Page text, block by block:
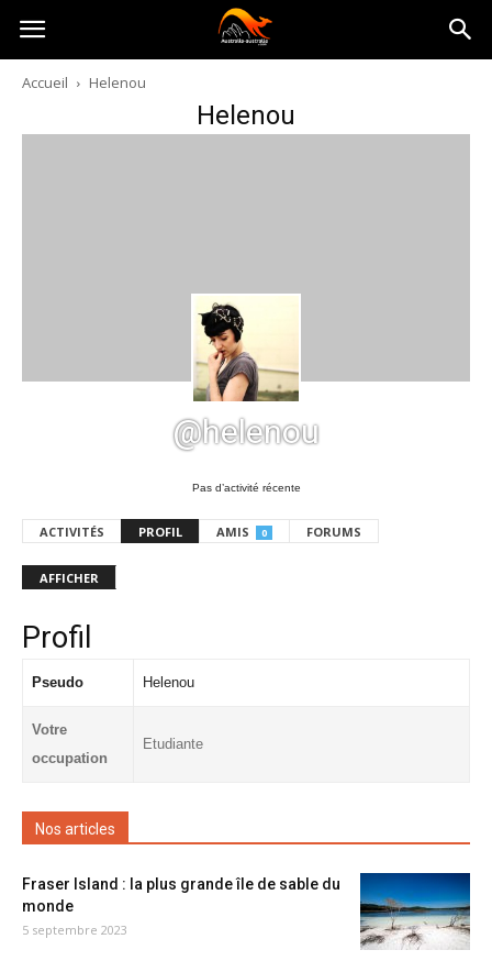
Australia-
australie.com
Accueil Helenou
Helenou
@helenou
Pas d’activité récente
ACTIVITÉS PROFIL AMIS 0 FORUMS
AFFICHER
Profil
Pseudo Helenou
Votre
occupation
Etudiante
Nos articles
Fraser Island : la plus grande île de sable du
monde
5 septembre 2023